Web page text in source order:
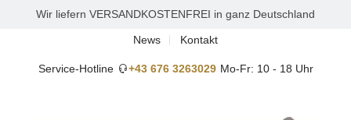
Wir liefern VERSANDKOSTENFREI in ganz Deutschland
News Kontakt
Service-Hotline +43 676 3263029 Mo-Fr: 10 - 18 Uhr